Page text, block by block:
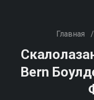
Главная /
Bern